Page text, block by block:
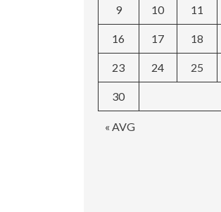
« AVG
9 10 11
16 17 18
23 24 25
30